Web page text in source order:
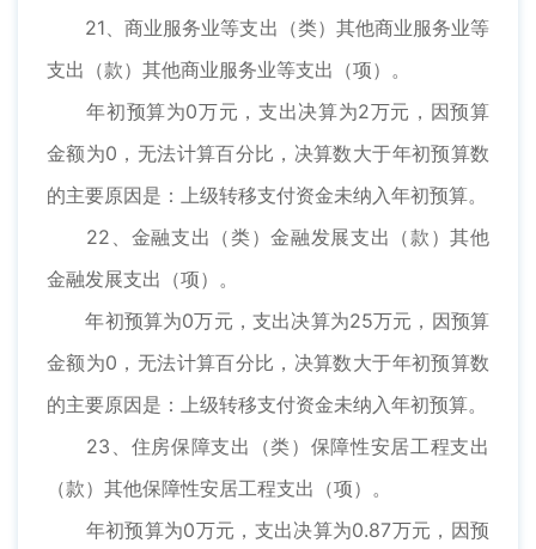
21、商业服务业等支出（类）其他商业服务业等
支出（款）其他商业服务业等支出（项）。
年初预算为0万元，支出决算为2万元，因预算
金额为0，无法计算百分比，决算数大于年初预算数
的主要原因是：上级转移支付资金未纳入年初预算。
22、金融支出（类）金融发展支出（款）其他
金融发展支出（项）。
年初预算为0万元，支出决算为25万元，因预算
金额为0，无法计算百分比，决算数大于年初预算数
的主要原因是：上级转移支付资金未纳入年初预算。
23、住房保障支出（类）保障性安居工程支出
（款）其他保障性安居工程支出（项）。
年初预算为0万元，支出决算为0.87万元，因预